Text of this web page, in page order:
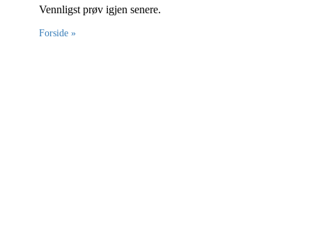
Vennligst prøv igjen senere.
Forside »